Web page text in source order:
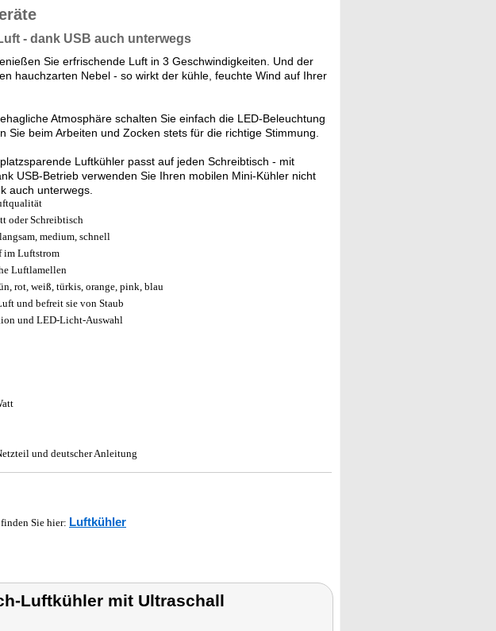
- dank USB auch unterwegs
Sie erfrischende Luft in 3 Geschwindigkeiten. Und der
hauchzarten Nebel - so wirkt der kühle, feuchte Wind auf Ihrer
Atmosphäre schalten Sie einfach die LED-Beleuchtung
beim Arbeiten und Zocken stets für die richtige Stimmung.
Luftkühler passt auf jeden Schreibtisch - mit
USB-Betrieb verwenden Sie Ihren mobilen Mini-Kühler nicht
auch unterwegs.
oder Schreibtisch
medium, schnell
im Luftstrom
Luftlamellen
rot, weiß, türkis, orange, pink, blau
und befreit sie von Staub
und LED-Licht-Auswahl
und deutscher Anleitung
Sie hier: Luftkühler
Luftkühler mit Ultraschall